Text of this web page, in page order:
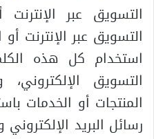
التسويق عبر
التسويق عبر الإنترنت
استخدام كل هذه
التسويق
المنتجات أو الخدمات
رسائل البريد